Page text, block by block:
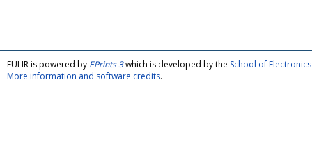
FULIR is powered by EPrints 3which is developed by the School of
More information and software credits.